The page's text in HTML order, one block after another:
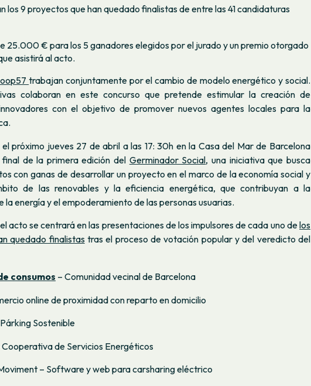
los 9 proyectos que han quedado finalistas de entre las 41 candidaturas
25.000 € para los 5 ganadores elegidos por el jurado y un premio otorgado
asistirá al acto.
trabajan conjuntamente por el cambio de modelo energético y social.
colaboran en este concurso que pretende estimular la creación de
con el objetivo de promover nuevos agentes locales para la
próximo jueves 27 de abril a las 17: 30h en la Casa del Mar de Barcelona
de la primera edición del Germinador Social, una iniciativa que busca
con ganas de desarrollar un proyecto en el marco de la economía social y
de las renovables y la eficiencia energética, que contribuyan a la
la energía y el empoderamiento de las personas usuarias.
acto se centrará en las presentaciones de los impulsores de cada uno delos
quedado finalistastras el proceso de votación popular y del veredicto del
consumos – Comunidad vecinal de Barcelona
online de proximidad con reparto en domicilio
Sostenible
Cooperativa de Servicios Energéticos
– Software y web para carsharing eléctrico